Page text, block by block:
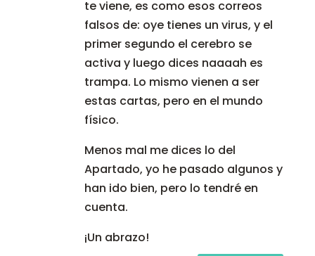
te viene, es como esos correos
falsos de: oye tienes un virus, y el
primer segundo el cerebro se
activa y luego dices naaaah es
trampa. Lo mismo vienen a ser
estas cartas, pero en el mundo
físico.
Menos mal me dices lo del
Apartado, yo he pasado algunos y
han ido bien, pero lo tendré en
cuenta.
¡Un abrazo!